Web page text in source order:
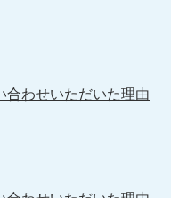
わせいただいた理由